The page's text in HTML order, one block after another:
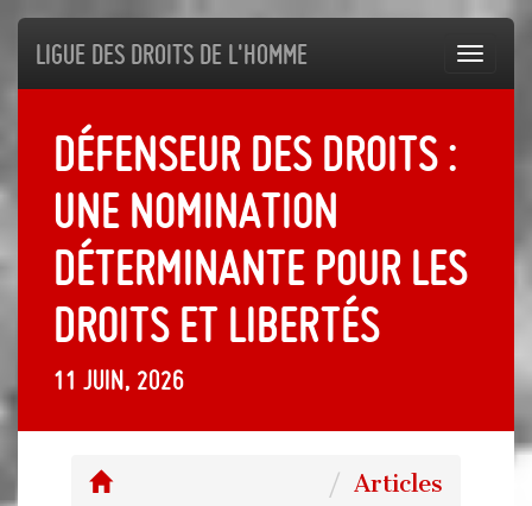
Ligue des droits de l'Homme
Défenseur des droits :
une nomination
déterminante pour les
droits et libertés
11 juin, 2026
Articles